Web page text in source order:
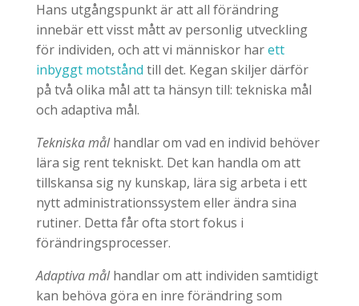
Hans utgångspunkt är att all förändring
innebär ett visst mått av personlig utveckling
för individen, och att vi människor harett
inbyggt motstånd till det. Kegan skiljer därför
på två olika mål att ta hänsyn till: tekniska mål
och adaptiva mål.
Tekniska målhandlar om vad en individ behöver
lära sig rent tekniskt. Det kan handla om att
tillskansa sig ny kunskap, lära sig arbeta i ett
nytt administrationssystem eller ändra sina
rutiner. Detta får ofta stort fokus i
förändringsprocesser.
Adaptiva målhandlar om att individen samtidigt
kan behöva göra en inre förändring som